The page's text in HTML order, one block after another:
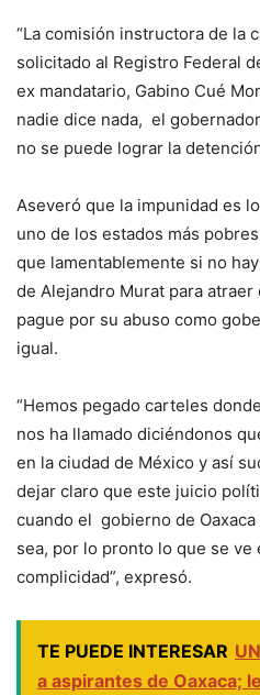
“La comisión instructora de la
solicitado al Registro Federal
ex mandatario, Gabino Cué
nadie dice nada, el
no se puede lograr la
Aseveró que la impunidad es
uno de los estados más
que lamentablemente si no
de Alejandro Murat para atraer
pague por su abuso como
igual.
“Hemos pegado carteles
nos ha llamado diciéndonos
en la ciudad de México y así
dejar claro que este juicio
cuando el gobierno de
sea, por lo pronto lo que se ve
complicidad”, expresó.
TE PUEDE INTERESAR
a aspirantes de Oaxaca;